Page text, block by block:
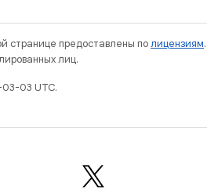
странице предоставлены полицензиям
лиц.
03 UTC.